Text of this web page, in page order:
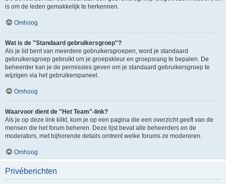
is om de leden gemakkelijk te herkennen.
Omhoog
Wat is de "Standaard gebruikersgroep"?
Als je lid bent van meerdere gebruikersgroepen, word je standaard
gebruikersgroep gebruikt om je groepskleur en groepsrang te bepalen. De
beheerder kan je de permissies geven om je standaard gebruikersgroep te
wijzigen via het gebruikerspaneel.
Omhoog
Waarvoor dient de "Het Team"-link?
Als je op deze link klikt, kom je op een pagina die een overzicht geeft van de
mensen die het forum beheren. Deze lijst bevat alle beheerders en de
moderators, met bijhorende details omtrent welke forums ze modereren.
Omhoog
Privéberichten